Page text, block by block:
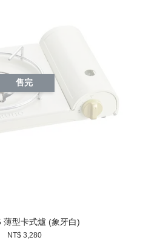
售完
薄型卡式爐 (象牙白)
NT$ 3,280